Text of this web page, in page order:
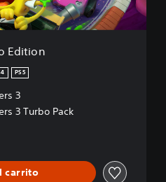
Edition
PS5
3
3 Turbo Pack
carrito